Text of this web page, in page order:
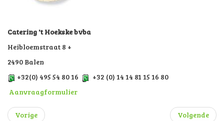
Catering 't Hoekske bvba
Heibloemstraat 8 +
2490 Balen
+32(0) 495 54 80 16
+32 (0) 14 14 81 15 16 80
Aanvraagformulier
Vorige Volgende